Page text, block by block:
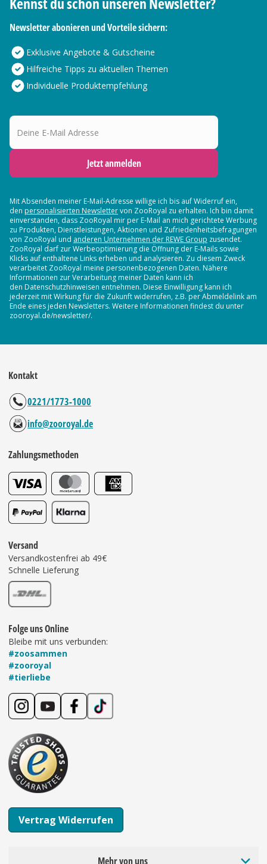
Newsletter abonieren und Vorteile sichern:
Exklusive Angebote & Gutscheine
Hilfreiche Tipps zu aktuellen Themen
Individuelle Produktempfehlung
Deine E-Mail Adresse
Jetzt anmelden
Mit Absenden meiner E-Mail-Adresse willige ich bis auf Widerruf ein,
den personalisierten Newslettervon ZooRoyal zu erhalten. Ich bin damit
einverstanden, dass ZooRoyal mir per E-Mail an mich gerichtete Werbung
zu Produkten, Dienstleistungen, Aktionen und Zufriedenheitsbefragungen
von ZooRoyal und anderen Unternehmen der REWE Group zusendet.
ZooRoyal darf zur Werbeoptimierung die Öffnung der E-Mails sowie
Klicks auf enthaltene Links erheben und analysieren. Zu diesem Zweck
verarbeitet ZooRoyal meine personenbezogenen Daten. Nähere
Informationen zur Verarbeitung meiner Daten kann ich
den Datenschutzhinweisen entnehmen. Diese Einwilligung kann ich
jederzeit mit Wirkung für die Zukunft widerrufen, z.B. per Abmeldelink am
Ende eines jeden Newsletters. Weitere Informationen findest du unter
zooroyal.de/newsletter/.
Kontakt
0221/1773-1000
info@zooroyal.de
Zahlungsmethoden
Versand
Versandkostenfrei ab 49€
Schnelle Lieferung
Folge uns Online
Bleibe mit uns verbunden:
#zoosammen
#zooroyal
#tierliebe
Vertrag Widerrufen
Mehr von uns